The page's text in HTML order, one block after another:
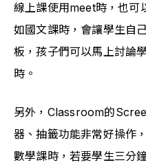
線上課使用meet時，也可
如國文課時，會讓學生自
板，孩子們可以馬上討論
時。
另外，Classroom的
器、抽籤功能非常好操作
數學課時，若要學生三分